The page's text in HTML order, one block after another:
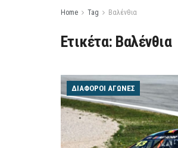
Home Tag Βαλένθια
Ετικέτα: Βαλένθια
ΔΙΆΦΟΡΟΙ ΑΓΏΝΕΣ